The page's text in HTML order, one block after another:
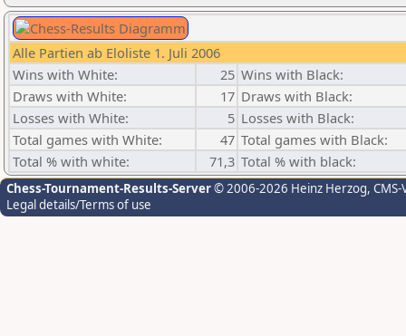
Alle Partien ab Eloliste 1. Juli 2006
Wins with White:
25 Wins with Black:
Draws with White:
17 Draws with Black:
Losses with White:
5 Losses with Black:
Total games with White:
47 Total games with Black:
Total % with white:
71,3 Total % with black:
Chess-Tournament-Results-Server© 2006-2026 Heinz Herzog,
Legal details/Terms of use